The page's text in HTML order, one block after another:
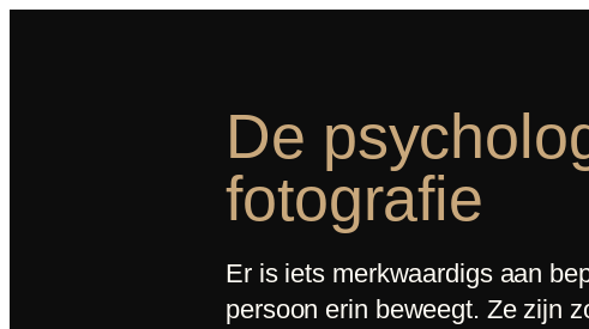
De
fotografie
Er is iets merkwaardigs aan
persoon erin beweegt. Ze zijn